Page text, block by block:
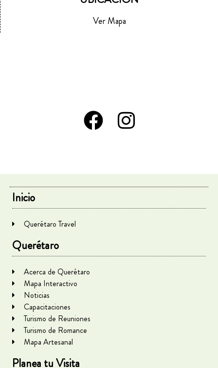
Ver Mapa
Inicio
Querétaro Travel
Querétaro
Acerca de Querétaro
Mapa Interactivo
Noticias
Capacitaciones
Turismo de Reuniones
Turismo de Romance
Mapa Artesanal
Planea tu Visita